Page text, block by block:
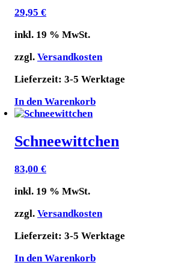
29,95 €
inkl. 19 % MwSt.
zzgl. Versandkosten
Lieferzeit: 3-5 Werktage
In den Warenkorb
Schneewittchen
83,00 €
inkl. 19 % MwSt.
zzgl. Versandkosten
Lieferzeit: 3-5 Werktage
In den Warenkorb